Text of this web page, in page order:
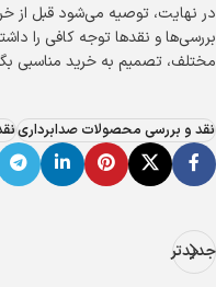
در نهایت، توصیه می‌شود قبل از
بررسی‌ها و نقدها توجه کافی را
مختلف، تصمیم به خرید مناسبی
نقد و بررسی محصولات صدابرداری
جدیدتر